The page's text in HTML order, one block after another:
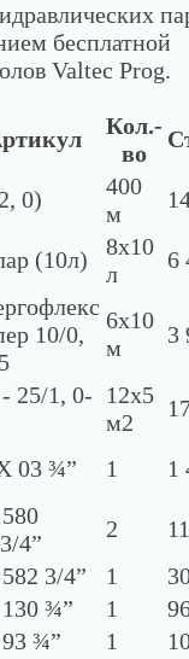
бесплатной
Valtec Prog.
Кол.-
во
0)
400
м
(10л)
8х10
л
6
10/0,
6х10
м
3
25/1, 0-
12х5
м2
03 ¾” 1 1
4”
2
3/4” 1
¾” 1
¾” 1